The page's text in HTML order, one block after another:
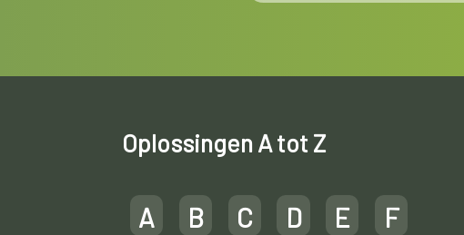
Oplossingen A tot Z
A B C D E
F